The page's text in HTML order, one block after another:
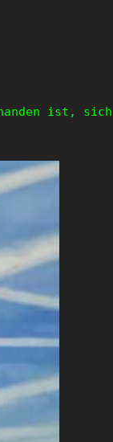
ist, sich